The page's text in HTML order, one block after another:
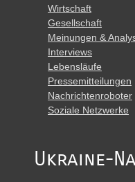
Wirtschaft
Gesellschaft
Meinungen &
Interviews
Lebensläufe
Pressemitteilungen
Nachrichtenroboter
Soziale Netzwerke
Ukraine-